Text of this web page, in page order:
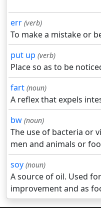
err (verb)
To make a mistake or
put up (verb)
Place so as to be
fart (noun)
A reflex that expels
bw (noun)
The use of bacteria or
men and animals or
soy (noun)
A source of oil. Used
improvement and as